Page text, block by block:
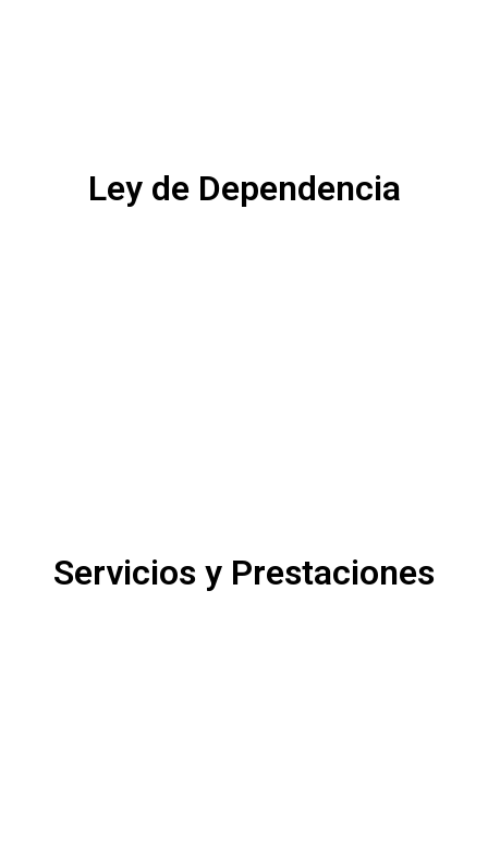
Ley de Dependencia
Servicios y Prestaciones